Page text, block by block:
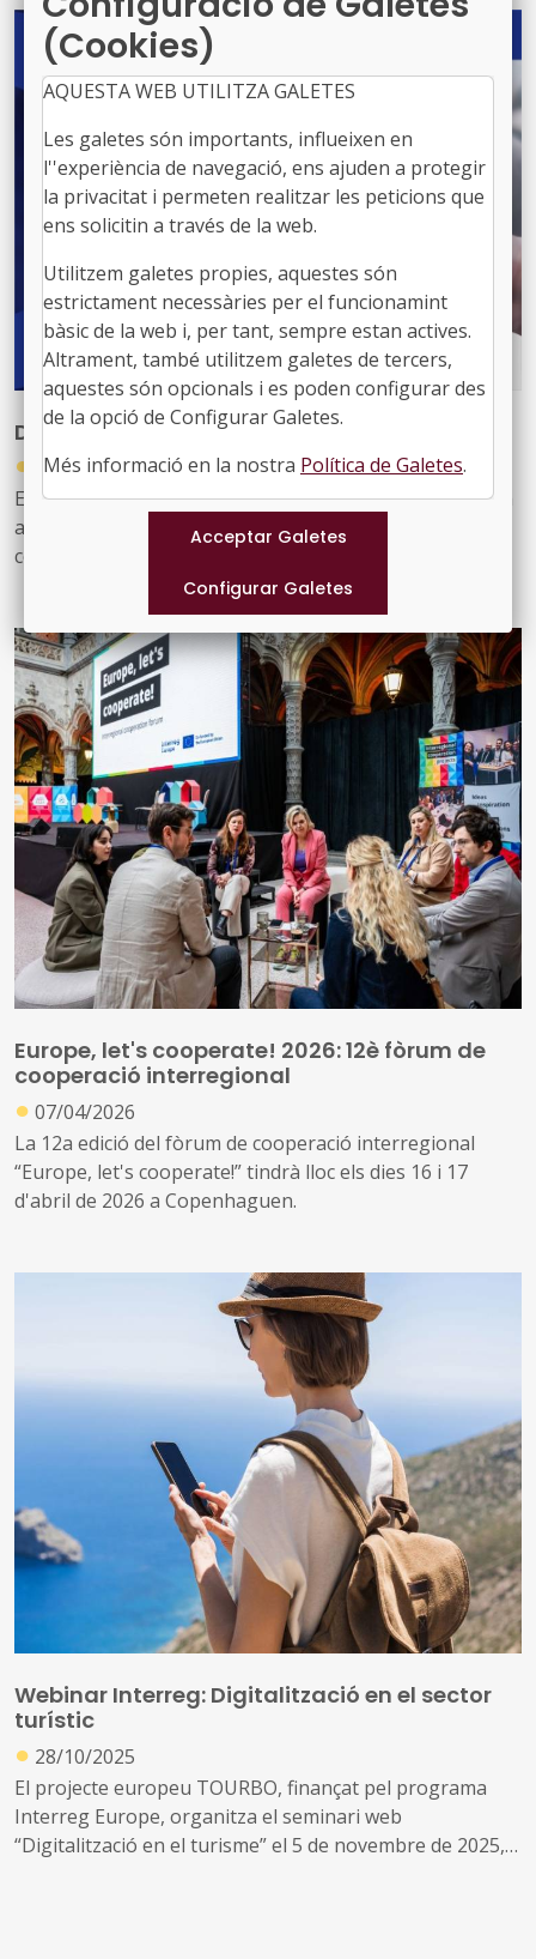
Dia de la Cooperació Interreg 2026
●
16/06/2026
Els programes Interreg de tota Europa organitzen cada
any el Dia de la Cooperació Interreg, una jornada de
celebració col·lectiva per mostrar l'impacte de la
cooperació interregional en les comunitats i territoris
europeus. Enguany se celebra la 15a edició, sota dos
lemes: "Stronger together" i "15 years of shared effort".
Europe, let's cooperate! 2026: 12è fòrum de
cooperació interregional
● 07/04/2026
La 12a edició del fòrum de cooperació interregional
“Europe, let's cooperate!” tindrà lloc els dies 16 i 17
d'abril de 2026 a Copenhaguen.
Webinar Interreg: Digitalització en el sector
turístic
● 28/10/2025
El projecte europeu TOURBO, finançat pel programa
Interreg Europe, organitza el seminari web
“Digitalització en el turisme” el 5 de novembre de 2025,
(Cookies)
AQUESTA WEB UTILITZA GALETES
Les galetes són importants, influeixen en
l''experiència de navegació, ens ajuden a protegir
la privacitat i permeten realitzar les peticions que
ens solicitin a través de la web.
Utilitzem galetes propies, aquestes són
estrictament necessàries per el funcionamint
bàsic de la web i, per tant, sempre estan actives.
Altrament, també utilitzem galetes de tercers,
aquestes són opcionals i es poden configurar des
de la opció de Configurar Galetes.
Més informació en la nostra Política de Galetes.